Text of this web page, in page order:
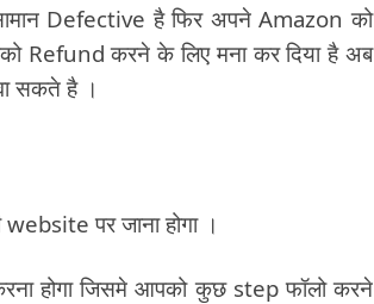
Defective है फिर अपने Amazon को
Refund करने के लिए मना कर दिया है अब
सकते है ।
पर जाना होगा ।
होगा जिसमे आपको कुछ step फॉलो करने